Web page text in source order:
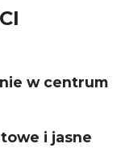
w centrum
i jasne